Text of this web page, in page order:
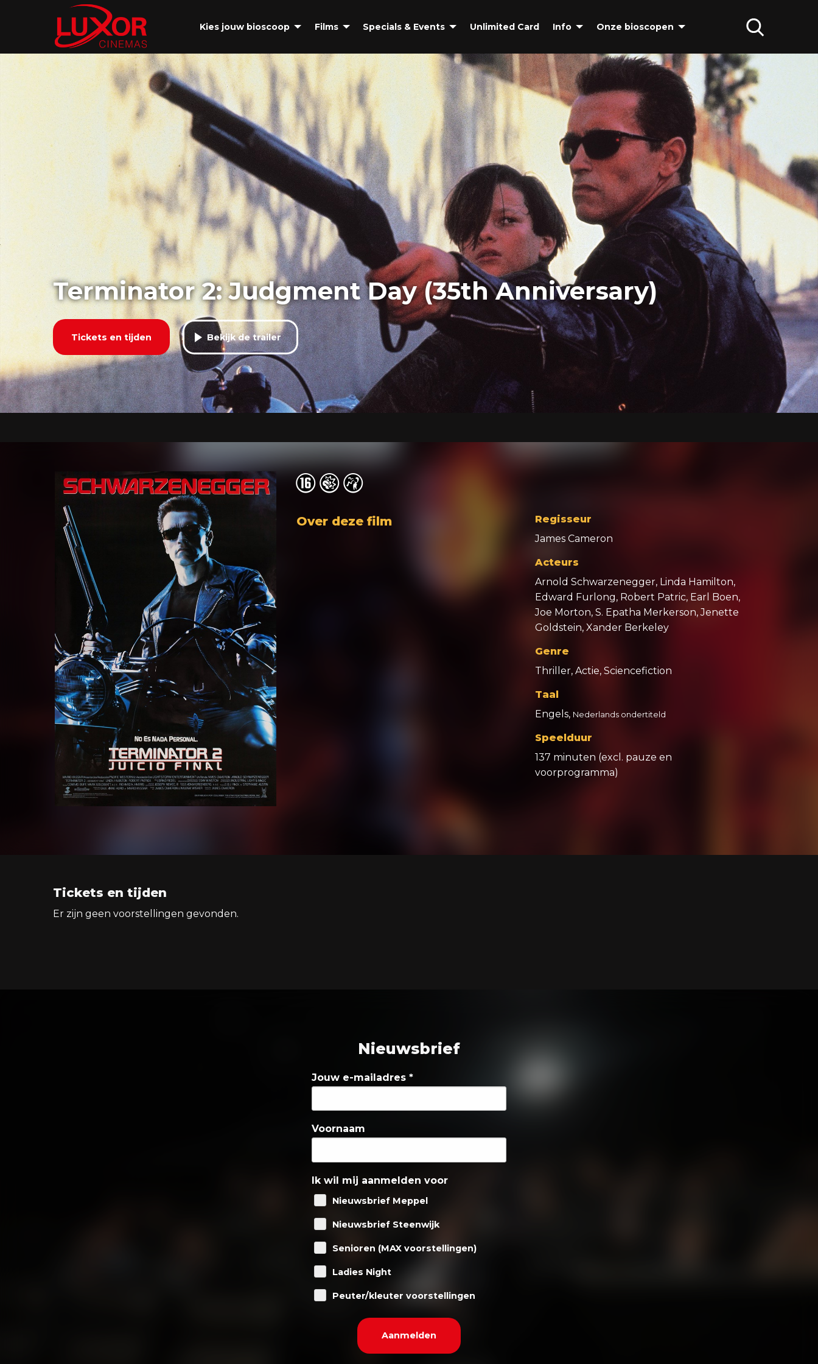
Kies jouw bioscoop Films Specials & Events Unlimited Card Info Onze bioscopen
Terminator 2: Judgment Day (35th Anniversary)
Tickets en tijden Bekijk de trailer
o o o
Over deze film
Regisseur
James Cameron
Acteurs
Arnold Schwarzenegger, Linda Hamilton,
Edward Furlong, Robert Patric, Earl Boen,
Joe Morton, S. Epatha Merkerson, Jenette
Goldstein, Xander Berkeley
Genre
Thriller, Actie, Sciencefiction
Taal
Engels, Nederlands ondertiteld
Speelduur
137 minuten (excl. pauze en
voorprogramma)
Tickets en tijden
Er zijn geen voorstellingen gevonden.
Nieuwsbrief
Jouw e-mailadres *
Voornaam
Ik wil mij aanmelden voor
Nieuwsbrief Meppel
Nieuwsbrief Steenwijk
Senioren (MAX voorstellingen)
Ladies Night
Peuter/kleuter voorstellingen